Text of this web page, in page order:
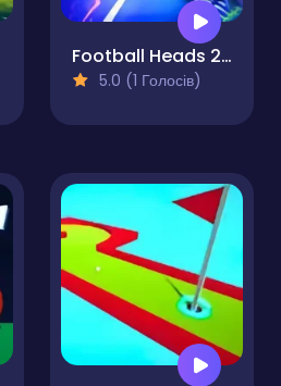
Football Heads 2025
5.0 (1 Голосів)